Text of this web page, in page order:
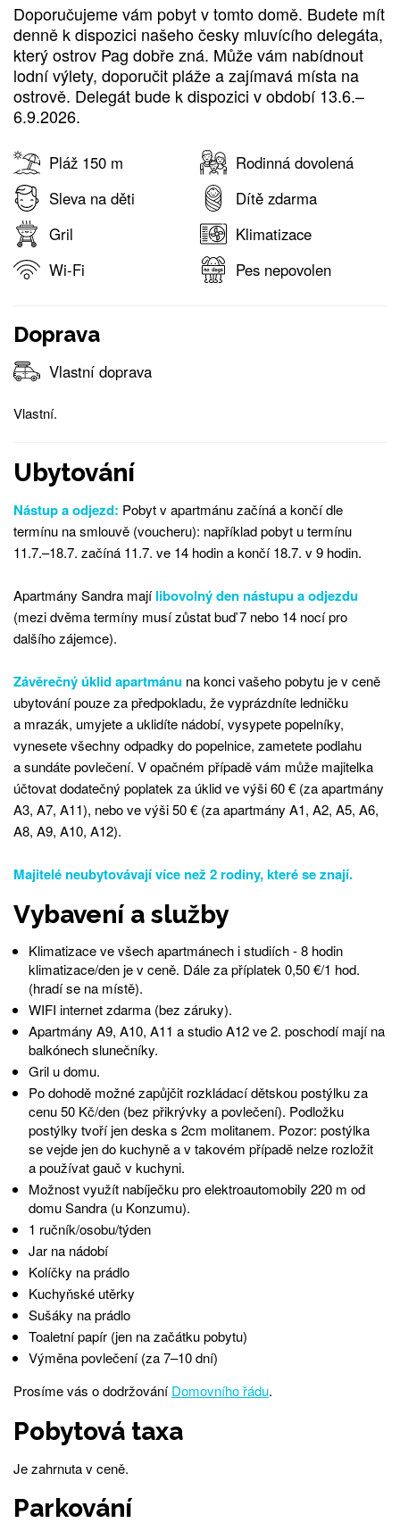
Doporučujeme vám pobyt v tomto domě. Budete mít
denně k dispozici našeho česky mluvícího delegáta,
který ostrov Pag dobře zná. Může vám nabídnout
lodní výlety, doporučit pláže a zajímavá místa na
ostrově. Delegát bude k dispozici v období 13.6.–
6.9.2026.
Pláž 150 m
Rodinná dovolená
Sleva na děti
Dítě zdarma
Gril
Klimatizace
Wi-Fi
Pes nepovolen
Doprava
Vlastní doprava
Vlastní.
Ubytování
Nástup a odjezd: Pobyt v apartmánu začíná a končí dle
termínu na smlouvě (voucheru): například pobyt u termínu
11.7.–18.7. začíná 11.7. ve 14 hodin a končí 18.7. v 9 hodin.
Apartmány Sandra majílibovolný den nástupu a odjezdu
(mezi dvěma termíny musí zůstat buď 7 nebo 14 nocí pro
dalšího zájemce).
Závěrečný úklid apartmánu na konci vašeho pobytu je v ceně
ubytování pouze za předpokladu, že vyprázdníte ledničku
a mrazák, umyjete a uklidíte nádobí, vysypete popelníky,
vynesete všechny odpadky do popelnice, zametete podlahu
a sundáte povlečení. V opačném případě vám může majitelka
účtovat dodatečný poplatek za úklid ve výši 60 € (za apartmány
A3, A7, A11), nebo ve výši 50 € (za apartmány A1, A2, A5, A6,
A8, A9, A10, A12).
Majitelé neubytovávají více než 2 rodiny, které se znají.
Vybavení a služby
Klimatizace ve všech apartmánech i studiích - 8 hodin
klimatizace/den je v ceně. Dále za příplatek 0,50 €/1 hod.
(hradí se na místě).
WIFI internet zdarma (bez záruky).
Apartmány A9, A10, A11 a studio A12 ve 2. poschodí mají na
balkónech slunečníky.
Gril u domu.
Po dohodě možné zapůjčit rozkládací dětskou postýlku za
cenu 50 Kč/den (bez přikrývky a povlečení). Podložku
postýlky tvoří jen deska s 2cm molitanem. Pozor: postýlka
se vejde jen do kuchyně a v takovém případě nelze rozložit
a používat gauč v kuchyni.
Možnost využít nabíječku pro elektroautomobily 220 m od
domu Sandra (u Konzumu).
1 ručník/osobu/týden
Jar na nádobí
Kolíčky na prádlo
Kuchyňské utěrky
Sušáky na prádlo
Toaletní papír (jen na začátku pobytu)
Výměna povlečení (za 7–10 dní)
Prosíme vás o dodržováníDomovního řádu.
Pobytová taxa
Je zahrnuta v ceně.
Parkování